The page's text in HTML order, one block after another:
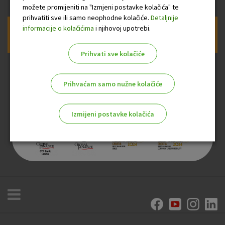
Prijava na newsletter OTP banke
možete promijeniti na "Izmjeni postavke kolačića" te
prihvatiti sve ili samo neophodne kolačiće. Detaljnije
informacije o kolačićima i njihovoj upotrebi.
Prihvati sve kolačiće
Prihvaćam samo nužne kolačiće
Izmijeni postavke kolačića